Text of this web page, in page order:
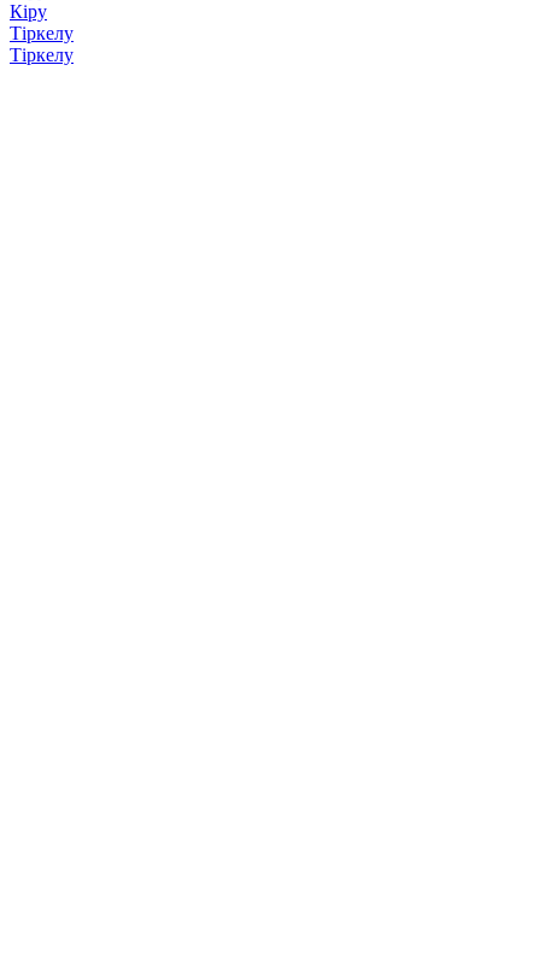
Кіру
Тіркелу
Тіркелу